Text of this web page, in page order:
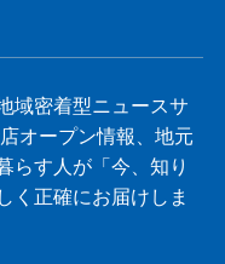
域密着型ニュースサ
オープン情報、地元
らす人が「今、知り
く正確にお届けしま